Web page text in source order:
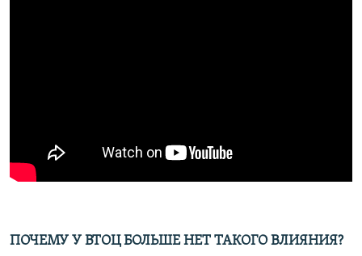
ПОЧЕМУ У ВТОЦ БОЛЬШЕ НЕТ ТАКОГО ВЛИЯНИЯ?